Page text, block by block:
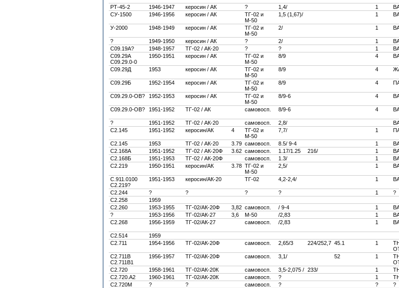
РТ-45-2
1946-1947 керосин / АК ? 1,4/ 1
СУ-1500
1946-1956 керосин / АК
ТГ-02 и
М-50
1,5 (1,67)/ 1
У-2000 1948-1949 керосин / АК
ТГ-02 и
М-50
2/ 1
? 1949-1950 керосин / АК ? 2/ 1
С09.19А?
1948-1957 ТГ-02 / АК-20 ? ? 1
С09.29А
С09.29.0-0
1950-1951 керосин / АК
ТГ-02 и
М-50
8/9 4
С09.29Д 1953 керосин / АК
ТГ-02 и
М-50
8/9 4
С09.29Б 1952-1954 керосин / АК
ТГ-02 и
М-50
8/9 4
С09.29.0-ОВ? 1952-1953 керосин / АК
ТГ-02 и
М-50
8/9-6 4
С09.29.0-ОВ?
1951-1952 ТГ-02 / АК самовосп. 8/9-6 4
?
1951-1952 ТГ-02 / АК-20 самовосп. 2,8/
С2.145
1951-1952 керосин/АК 4
ТГ-02 и
М-50
7,7/ 1
С2.145 1953 ТГ-02 / АК-20 3.79 самовосп. 8.5/ 9-4 1
С2.168А
1951-1952 ТГ-02 / АК-20Ф 3.62 самовосп. 1.17/1.25 216/ 1
С2.168Б
1951-1953 ТГ-02 / АК-20Ф самовосп. 1.3/ 1
С2.219
1950-1951 керосин/АК 3.78 ТГ-02 и
М-50
2,5/ 1
С.911.0100
С2.219?
1951-1953 керосин/АК-20 ТГ-02 4,2-2,4/ 1
С2.244
? ? ? ? 1 ?
С2.258
1959
С2.260
1953-1955 ТГ-02/АК-20Ф 3,82 самовосп. / 9-4 1
?
1953-1956 ТГ-02/АК-27 3,6 М-50 /2,83 1
С2.268
1956-1959 ТГ-02/АК-27 самовосп. /2,83 1
С2.514
1959
С2.711
1954-1956 ТГ-02/АК-20Ф самовосп. 2,65/3 224/252,7 45.1 1
С2.711В
С2.711В1
1956-1957 ТГ-02/АК-20Ф самовосп. 3,1/ 52 1
С2.720 1958-1961 ТГ-02/АК-20К самовосп. 3,5-2,075 / 233/ 1
С2.720.А2
1960-1961 ТГ-02/АК-20К самовосп. ? 1
С2.720М
? ? самовосп. ? ? ?